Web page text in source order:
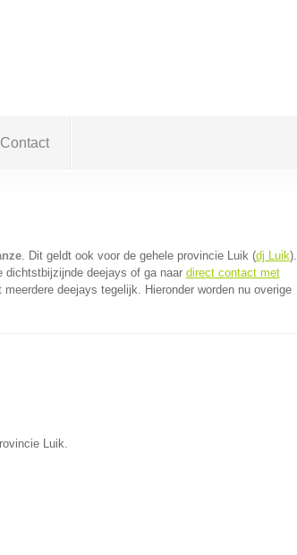
Contact
. Dit geldt ook voor de gehele provincie Luik (dj Luik).
dichtstbijzijnde deejays of ga naar direct contact met
deejays tegelijk. Hieronder worden nu overige
Luik.